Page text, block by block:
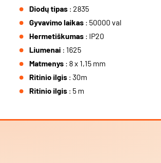
Diodų tipas : 2835
Gyvavimo laikas : 50000 val
Hermetiškumas : IP20
Liumenai : 1625
Matmenys : 8 x 1,15 mm
Ritinio ilgis : 30m
Ritinio ilgis : 5 m